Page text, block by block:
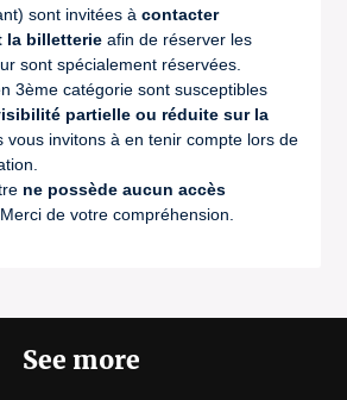
sont invitées à contacter
la billetterie afin de réserver les
sont spécialement réservées.
3ème catégorie sont susceptibles
partielle ou réduite sur la
vous invitons à en tenir compte lors de
ne possède aucun accès
de votre compréhension.
See more